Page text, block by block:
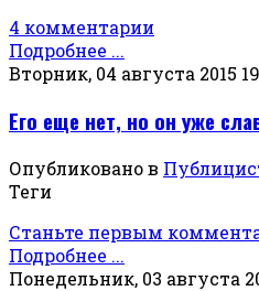
4 комментарии
Подробнее ...
Вторник, 04 августа 2015
Его еще нет, но он уже
Опубликовано в
Теги
Станьте первым
Подробнее ...
Понедельник, 03 августа